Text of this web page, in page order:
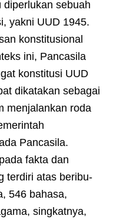
sebuah
yakni UUD 1945.
konstitusional
ini, Pancasila
konstitusi UUD
dikatakan sebagai
menjalankan roda
Pancasila.
fakta dan
terdiri atas beribu-
546 bahasa,
singkatnya,